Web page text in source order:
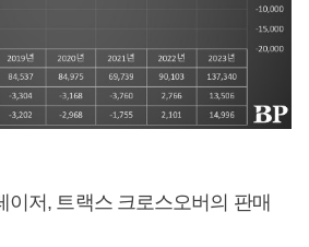
저, 트랙스 크로스오버의 판매